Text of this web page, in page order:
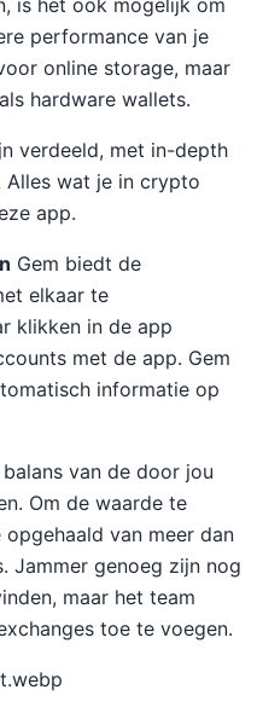
is het ook mogelijk om
performance van je
online storage, maar
hardware wallets.
verdeeld, met in-depth
Alles wat je in crypto
app.
Gem biedt de
elkaar te
klikken in de app
met de app. Gem
informatie op
van de door jou
Om de waarde te
van meer dan
Jammer genoeg zijn nog
maar het team
toe te voegen.